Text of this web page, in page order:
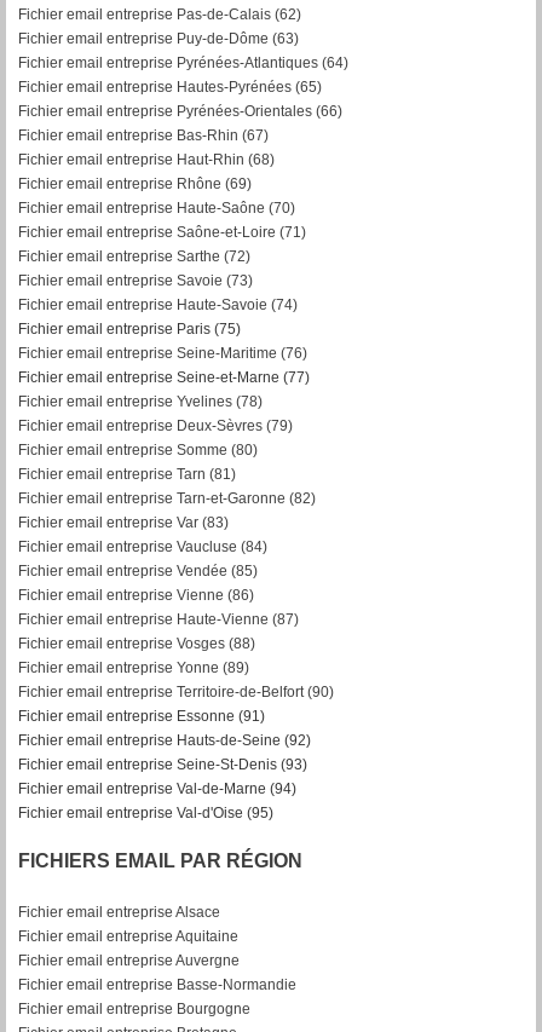
Fichier email entreprise Pas-de-Calais (62)
Fichier email entreprise Puy-de-Dôme (63)
Fichier email entreprise Pyrénées-Atlantiques (64)
Fichier email entreprise Hautes-Pyrénées (65)
Fichier email entreprise Pyrénées-Orientales (66)
Fichier email entreprise Bas-Rhin (67)
Fichier email entreprise Haut-Rhin (68)
Fichier email entreprise Rhône (69)
Fichier email entreprise Haute-Saône (70)
Fichier email entreprise Saône-et-Loire (71)
Fichier email entreprise Sarthe (72)
Fichier email entreprise Savoie (73)
Fichier email entreprise Haute-Savoie (74)
Fichier email entreprise Paris (75)
Fichier email entreprise Seine-Maritime (76)
Fichier email entreprise Seine-et-Marne (77)
Fichier email entreprise Yvelines (78)
Fichier email entreprise Deux-Sèvres (79)
Fichier email entreprise Somme (80)
Fichier email entreprise Tarn (81)
Fichier email entreprise Tarn-et-Garonne (82)
Fichier email entreprise Var (83)
Fichier email entreprise Vaucluse (84)
Fichier email entreprise Vendée (85)
Fichier email entreprise Vienne (86)
Fichier email entreprise Haute-Vienne (87)
Fichier email entreprise Vosges (88)
Fichier email entreprise Yonne (89)
Fichier email entreprise Territoire-de-Belfort (90)
Fichier email entreprise Essonne (91)
Fichier email entreprise Hauts-de-Seine (92)
Fichier email entreprise Seine-St-Denis (93)
Fichier email entreprise Val-de-Marne (94)
Fichier email entreprise Val-d'Oise (95)
FICHIERS EMAIL PAR RÉGION
Fichier email entreprise Alsace
Fichier email entreprise Aquitaine
Fichier email entreprise Auvergne
Fichier email entreprise Basse-Normandie
Fichier email entreprise Bourgogne